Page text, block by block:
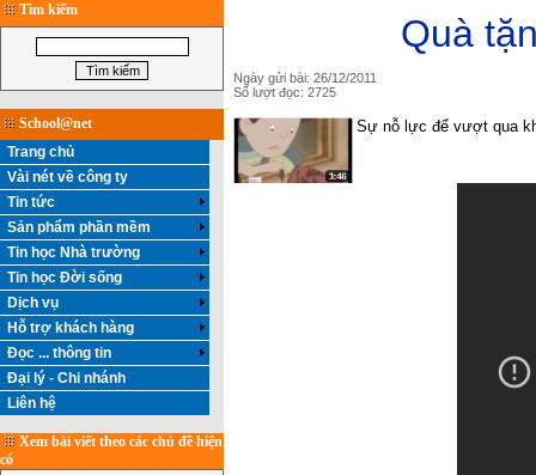
Tìm kiếm
School@net
Trang chủ
Vài nét về công ty
Tin tức
Sản phẩm phần mềm
Tin học Nhà trường
Tin học Đời sống
Dịch vụ
Hỗ trợ khách hàng
Đọc ... thông tin
Đại lý - Chi nhánh
Liên hệ
Xem bài viết theo các chủ đề hiện
có
Quà
Ngày gửi bài: 26/12/2011
Số lượt đọc: 2725
Sự nỗ lực để vượt qua